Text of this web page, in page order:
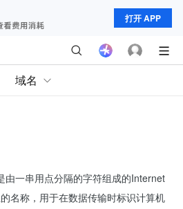
打开 APP
域名
由一串用点分隔的字符组成的Internet
名称，用于在数据传输时标识计算机